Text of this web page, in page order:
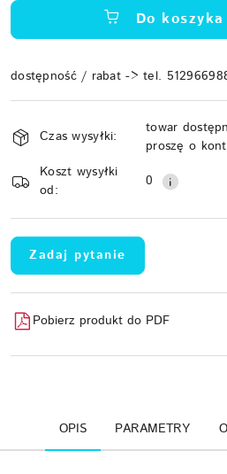
Do koszyka
dostępność / rabat -> tel.
Wyślij
Dostępność
i
dostawa
Czas wysyłki:
towar
proszę o
Koszt wysyłki
od:
0
Zadaj pytanie
Pobierz produkt do PDF
OPIS PARAMETRY